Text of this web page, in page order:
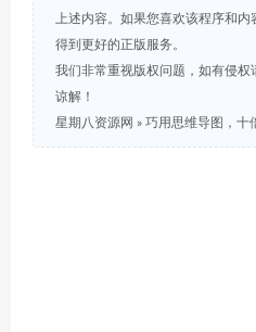
上述内容。如果您喜欢该程序和
得到更好的正版服务。
我们非常重视版权问题，如有侵权
谅解！
星期八资源网 » 巧用思维导图，十